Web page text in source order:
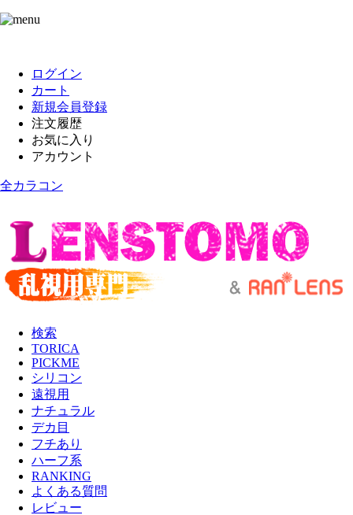
ログイン
カート
新規会員登録
注文履歴
お気に入り
アカウント
全カラコン
検索
TORICA
PICKME
シリコン
遠視用
ナチュラル
デカ目
フチあり
ハーフ系
RANKING
よくある質問
レビュー